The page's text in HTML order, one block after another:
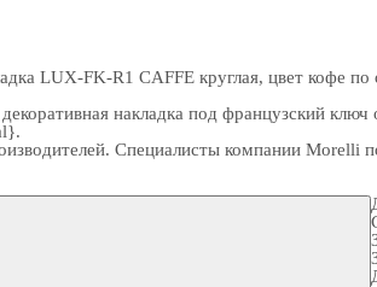
LUX-FK-R1 CAFFE круглая, цвет кофе
накладка под французский
Специалисты компании